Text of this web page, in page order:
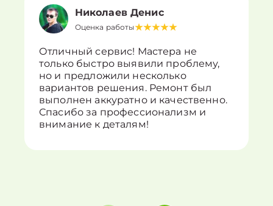
Николаев Денис
Оценка работы
Отличный сервис! Мастера не
только быстро выявили проблему,
но и предложили несколько
вариантов решения. Ремонт был
выполнен аккуратно и качественно.
Спасибо за профессионализм и
внимание к деталям!